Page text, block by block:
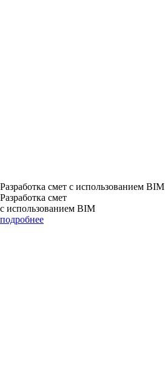
Разработка смет с использованием BIM
Разработка смет
с использованием BIM
подробнее